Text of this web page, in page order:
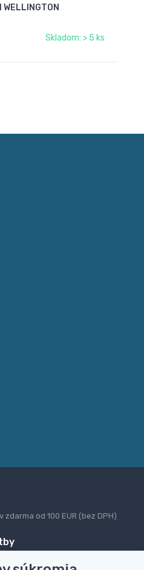
Skladom: > 5 ks
zdarma od 100 EUR (bez DPH)